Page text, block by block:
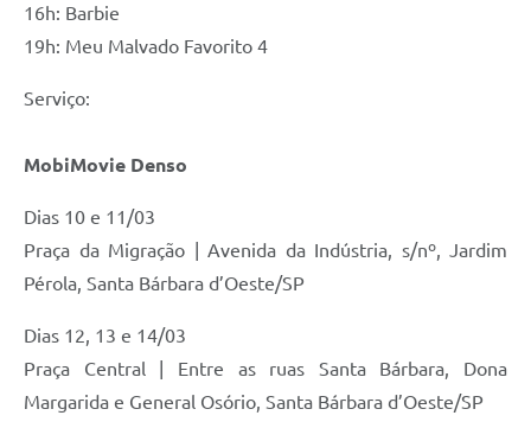
16h: Barbie
19h: Meu Malvado Favorito 4
Serviço:
MobiMovie Denso
Dias 10 e 11/03
Praça da Migração | Avenida da Indústria, s/nº, Jardim
Pérola, Santa Bárbara d’Oeste/SP
Dias 12, 13 e 14/03
Praça Central | Entre as ruas Santa Bárbara, Dona
Margarida e General Osório, Santa Bárbara d’Oeste/SP